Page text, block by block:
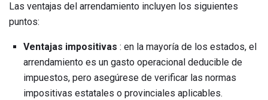
Las ventajas del arrendamiento incluyen los siguientes
puntos:
Ventajas impositivas : en la mayoría de los estados, el
arrendamiento es un gasto operacional deducible de
impuestos, pero asegúrese de verificar las normas
impositivas estatales o provinciales aplicables.